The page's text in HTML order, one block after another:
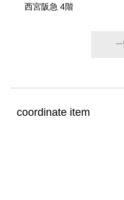
西宮阪急 4階
一
coordinate item